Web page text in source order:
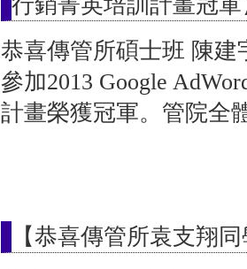
恭喜傳管所碩士班 陳
參加2013 Google
計畫榮獲冠軍。管院全
【恭喜傳管所袁支翔